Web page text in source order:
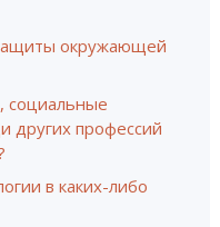
окружающей
социальные
других профессий
в каких-либо